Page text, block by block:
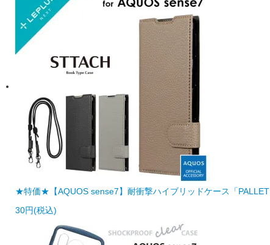
★特価★【AQUOS sense7】耐衝撃ハイブリッドケース「
30円(税込)